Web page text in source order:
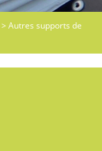
> Autres supports de